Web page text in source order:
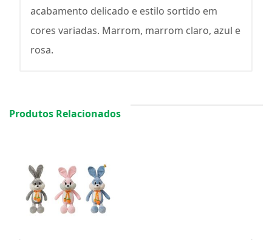
acabamento delicado e estilo sortido em
cores variadas. Marrom, marrom claro, azul e
rosa.
Produtos Relacionados